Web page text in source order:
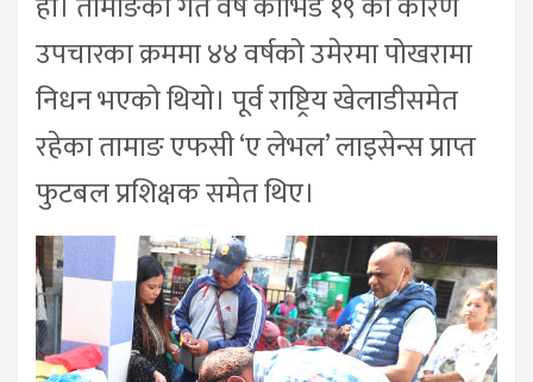
उपचारका क्रममा ४४ वर्षको उमेरमा पोखरामा
निधन भएको थियो। पूर्व राष्ट्रिय खेलाडीसमेत
रहेका तामाङ एफसी ‘ए लेभल’ लाइसेन्स प्राप्त
फुटबल प्रशिक्षक समेत थिए।